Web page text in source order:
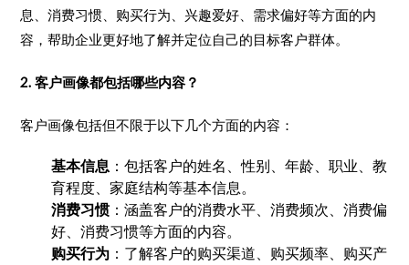
息、消费习惯、购买行为、兴趣爱好、需求偏好等方面的内
容，帮助企业更好地了解并定位自己的目标客户群体。
2. 客户画像都包括哪些内容？
客户画像包括但不限于以下几个方面的内容：
基本信息 ：包括客户的姓名、性别、年龄、职业、教
育程度、家庭结构等基本信息。
消费习惯：涵盖客户的消费水平、消费频次、消费偏
好、消费习惯等方面的内容。
购买行为 ：了解客户的购买渠道、购买频率、购买产